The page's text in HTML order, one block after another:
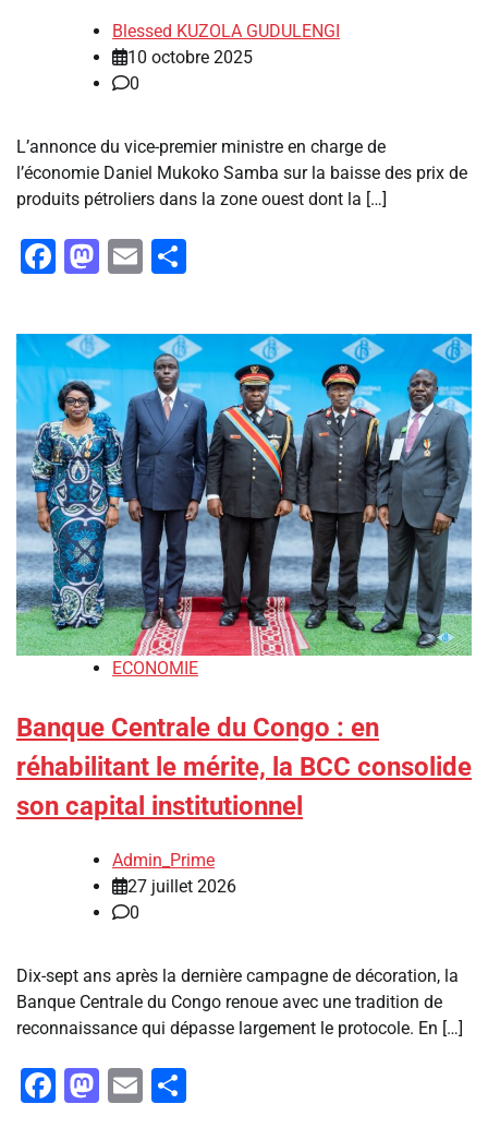
Blessed KUZOLA GUDULENGI
10 octobre 2025
0
L’annonce du vice-premier ministre en charge de
l’économie Daniel Mukoko Samba sur la baisse des prix de
produits pétroliers dans la zone ouest dont la […]
Facebook
Mastodon
Email
ECONOMIE
Banque Centrale du Congo : en
réhabilitant le mérite, la BCC consolide
son capital institutionnel
Admin_Prime
27 juillet 2026
0
Dix-sept ans après la dernière campagne de décoration, la
Banque Centrale du Congo renoue avec une tradition de
reconnaissance qui dépasse largement le protocole. En […]
Facebook
Mastodon
Email